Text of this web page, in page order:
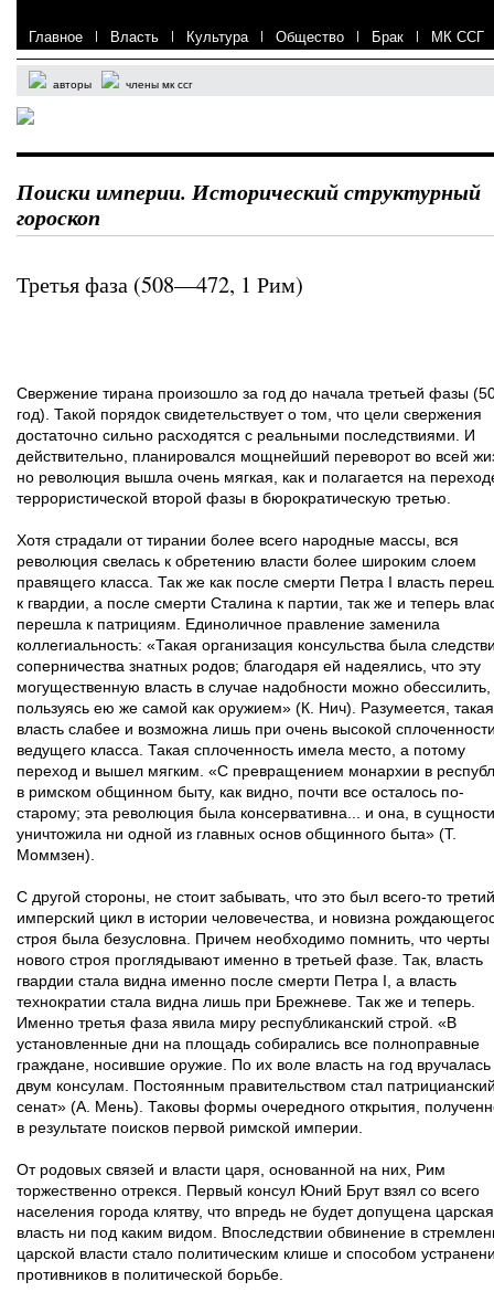
Главное | Власть | Культура | Общество | Брак | МК ССГ
авторы члены мк ссг
Поиски империи. Исторический структурный
гороскоп
Третья фаза (508—472, 1 Рим)
Свержение тирана произошло за год до начала третьей фазы
год). Такой порядок свидетельствует о том, что цели свержения
достаточно сильно расходятся с реальными последствиями. И
действительно, планировался мощнейший переворот во всей
но революция вышла очень мягкая, как и полагается на
террористической второй фазы в бюрократическую третью.
Хотя страдали от тирании более всего народные массы, вся
революция свелась к обретению власти более широким слоем
правящего класса. Так же как после смерти Петра I власть
к гвардии, а после смерти Сталина к партии, так же и теперь
перешла к патрициям. Единоличное правление заменила
коллегиальность: «Такая организация консульства была
соперничества знатных родов; благодаря ей надеялись, что эту
могущественную власть в случае надобности можно обессилить,
пользуясь ею же самой как оружием» (К. Нич). Разумеется, такая
власть слабее и возможна лишь при очень высокой
ведущего класса. Такая сплоченность имела место, а потому
переход и вышел мягким. «С превращением монархии в
в римском общинном быту, как видно, почти все осталось по-
старому; эта революция была консервативна... и она, в
уничтожила ни одной из главных основ общинного быта» (Т.
Моммзен).
С другой стороны, не стоит забывать, что это был всего-то третий
имперский цикл в истории человечества, и новизна
строя была безусловна. Причем необходимо помнить, что черты
нового строя проглядывают именно в третьей фазе. Так, власть
гвардии стала видна именно после смерти Петра I, а власть
технократии стала видна лишь при Брежневе. Так же и теперь.
Именно третья фаза явила миру республиканский строй. «В
установленные дни на площадь собирались все полноправные
граждане, носившие оружие. По их воле власть на год вручалась
двум консулам. Постоянным правительством стал
сенат» (А. Мень). Таковы формы очередного открытия,
в результате поисков первой римской империи.
От родовых связей и власти царя, основанной на них, Рим
торжественно отрекся. Первый консул Юний Брут взял со всего
населения города клятву, что впредь не будет допущена царская
власть ни под каким видом. Впоследствии обвинение в
царской власти стало политическим клише и способом
противников в политической борьбе.